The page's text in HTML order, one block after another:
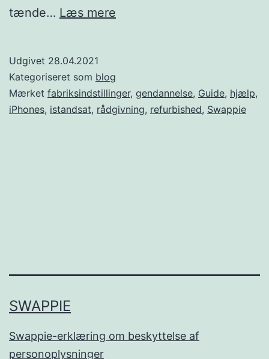
tænde… Læs mere
Sådan
gendanner
Udgivet 28.04.2021
Kategoriseret som blog
Mærket fabriksindstillinger, gendannelse, Guide, hjælp,
iPhones, istandsat, rådgivning, refurbished, Swappie
SWAPPIE
Swappie-erklæring om beskyttelse af
personoplysninger